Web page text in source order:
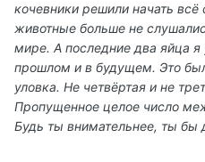
кочевники решили начать всё
животные больше не
мире. А последние два яйца я
прошлом и в будущем. Это
уловка. Не четвёртая и не
Пропущенное целое число
Будь ты внимательнее, ты бы